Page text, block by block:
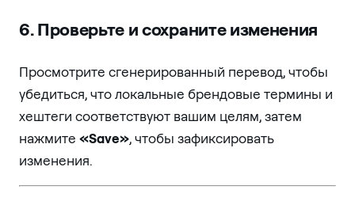
6. Проверьте и сохраните изменения
Просмотрите сгенерированный перевод, чтобы
убедиться, что локальные брендовые термины и
хештеги соответствуют вашим целям, затем
нажмите «Save», чтобы зафиксировать
изменения.